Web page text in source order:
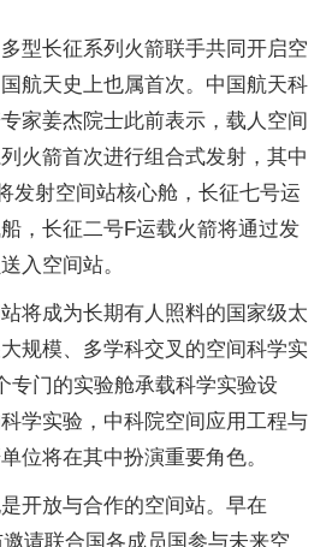
型长征系列火箭联手共同开启空
航天史上也属首次。中国航天科
家姜杰院士此前表示，载人空间
火箭首次进行组合式发射，其中
发射空间站核心舱，长征七号运
，长征二号F运载火箭将通过发
入空间站。
将成为长期有人照料的国家级太
规模、多学科交叉的空间科学实
专门的实验舱承载科学实验设
学实验，中科院空间应用工程与
位将在其中扮演重要角色。
开放与合作的空间站。早在
请联合国各成员国参与未来空